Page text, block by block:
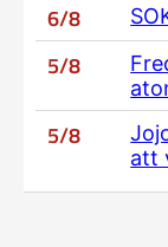
6/8
5/8
5/8
att